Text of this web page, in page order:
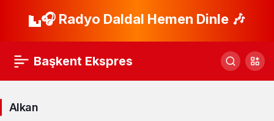
🎧 Radyo Daldal Hemen Dinle 🎶
Başkent Ekspres
Alkan